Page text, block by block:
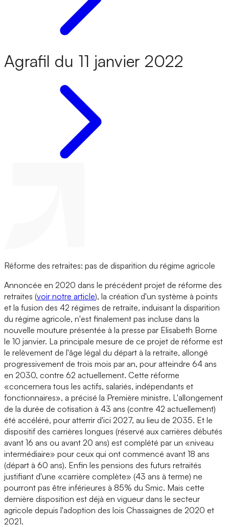
Agrafil du 11 janvier 2022
Réforme des retraites: pas de disparition du régime agricole
Annoncée en 2020 dans le précédent projet de réforme des
retraites (voir notre article), la création d'un système à points
et la fusion des 42 régimes de retraite, induisant la disparition
du régime agricole, n'est finalement pas incluse dans la
nouvelle mouture présentée à la presse par Elisabeth Borne
le 10 janvier. La principale mesure de ce projet de réforme est
le relèvement de l'âge légal du départ à la retraite, allongé
progressivement de trois mois par an, pour atteindre 64 ans
en 2030, contre 62 actuellement. Cette réforme
«concernera tous les actifs, salariés, indépendants et
fonctionnaires», a précisé la Première ministre. L'allongement
de la durée de cotisation à 43 ans (contre 42 actuellement)
été accéléré, pour atterrir d'ici 2027, au lieu de 2035. Et le
dispositif des carrières longues (réservé aux carrières débutés
avant 16 ans ou avant 20 ans) est complété par un «niveau
intermédiaire» pour ceux qui ont commencé avant 18 ans
(départ à 60 ans). Enfin les pensions des futurs retraités
justifiant d'une «carrière complète» (43 ans à terme) ne
pourront pas être inférieures à 85% du Smic. Mais cette
dernière disposition est déjà en vigueur dans le secteur
agricole depuis l'adoption des lois Chassaignes de 2020 et
2021.